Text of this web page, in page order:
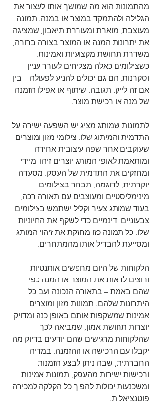
מהתמונות הוא מה שמושך אותו לעצור את
הגלילה ולהתמקד במוצר או במנה. תמונה
מעוצבת, מוארת ומעוררת תיאבון, שמציגה
את יתרונות המנה או המוצר בצורה ברורה,
משדרת תחושת מקצועיות ואמינות.
כשצילומים כאלה מצליחים לעורר עניין
וסקרנות, הם גם יכולים להניע לפעולה – בין
אם זה לייק, תגובה, שיתוף או אפילו הזמנה
של מנה או רכישת מוצר.
לתמונות שמותג מציג יש השפעה ישירה על
התדמית והמיתוג שלו. צילומי מזון ומוצרים
שעוקבים אחר שפה עיצובית אחידה
ומותאמת לאופי המותג יוצרים זיהוי מיידי
ומחזקים את התדמית של העסק. מסעדה
יוקרתית, לדוגמה, תבחר בצילומים
מינימליסטיים ומעוצבים עם תאורה רכה,
בעוד שמותג צעיר וקליל ישתמש בצילומים
צבעוניים ודינמיים כדי לשקף את החיוניות
שלו. כל תמונה כזו מחזקת את זיהוי המותג
ומסייעת להבדיל אותו מהמתחרים.
הלקוחות של היום מחפשים אותנטיות
ורוצים לראות את המוצר או המנה כפי
שהם באמת – בתאורה הנכונה ועם כל
היתרונות שלהם. תמונות מזון ומוצרים
אמינות שמשקפות אותם באופן כנה ומדויק
יוצרות תחושת אמון, שמביאה לכך
שהלקוחות מרגישים שהם יודעים בדיוק מה
יקבלו עם הרכישה או ההזמנה. במדיה
החברתית, שבה ניתן לבצע הזמנות
ורכישות ישירות מהעסק, תמונות אמינות
ומשכנעות יכולות להפוך כל הקלקה למכירה
פוטנציאלית.